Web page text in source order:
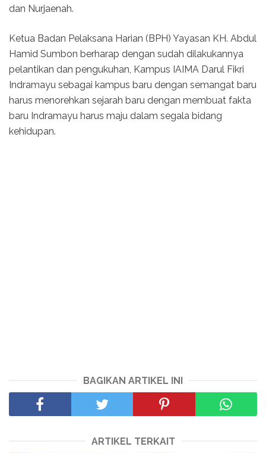
dan Nurjaenah.
Ketua Badan Pelaksana Harian (BPH) Yayasan KH. Abdul
Hamid Sumbon berharap dengan sudah dilakukannya
pelantikan dan pengukuhan, Kampus IAIMA Darul Fikri
Indramayu sebagai kampus baru dengan semangat baru
harus menorehkan sejarah baru dengan membuat fakta
baru Indramayu harus maju dalam segala bidang
kehidupan.
BAGIKAN ARTIKEL INI
ARTIKEL TERKAIT